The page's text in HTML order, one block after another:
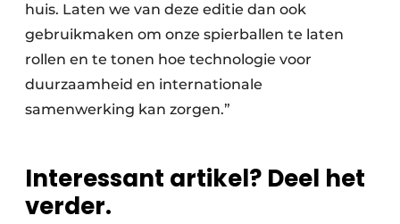
huis. Laten we van deze editie dan ook
gebruikmaken om onze spierballen te laten
rollen en te tonen hoe technologie voor
duurzaamheid en internationale
samenwerking kan zorgen.”
Interessant artikel? Deel het
verder.